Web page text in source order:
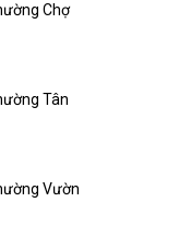
Chợ
Tân
Vườn